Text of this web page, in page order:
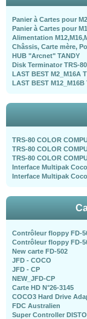
Panier à Cartes pour
Panier à Cartes pour
Alimentation
Châssis, Carte mère,
HUB "Arcnet" TANDY
Disk Terminator TRS-
LAST BEST M2_M16A
LAST BEST M12_M16B
TRS-80 COLOR
TRS-80 COLOR
TRS-80 COLOR
Interface Multipak Coco
Interface Multipak Coco
Contrôleur floppy FD-
Contrôleur floppy FD-
New carte FD-502
JFD - COCO
JFD - CP
NEW_JFD-CP
Carte HD N°26-3145
COCO3 Hard Drive
FDC Australien
Super Controller DISTO